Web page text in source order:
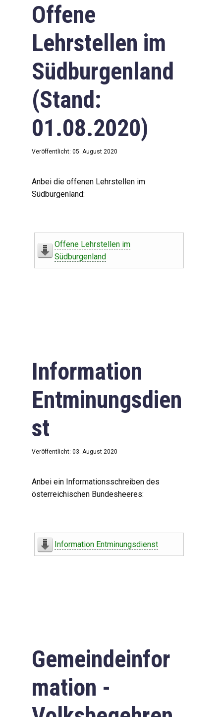
Offene
Lehrstellen im
Südburgenland
(Stand:
01.08.2020)
Veröffentlicht: 05. August 2020
Anbei die offenen Lehrstellen im
Südburgenland:
Offene Lehrstellen im
Südburgenland
Information
Entminungsdien
st
Veröffentlicht: 03. August 2020
Anbei ein Informationsschreiben des
österreichischen Bundesheeres:
Information Entminungsdienst
Gemeindeinfor
mation -